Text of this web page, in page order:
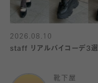
2026.08.10
staff リアルバイコーデ3選
靴下屋